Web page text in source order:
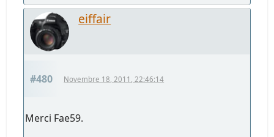
eiffair
#480 Novembre 18, 2011, 22:46:14
Merci Fae59.